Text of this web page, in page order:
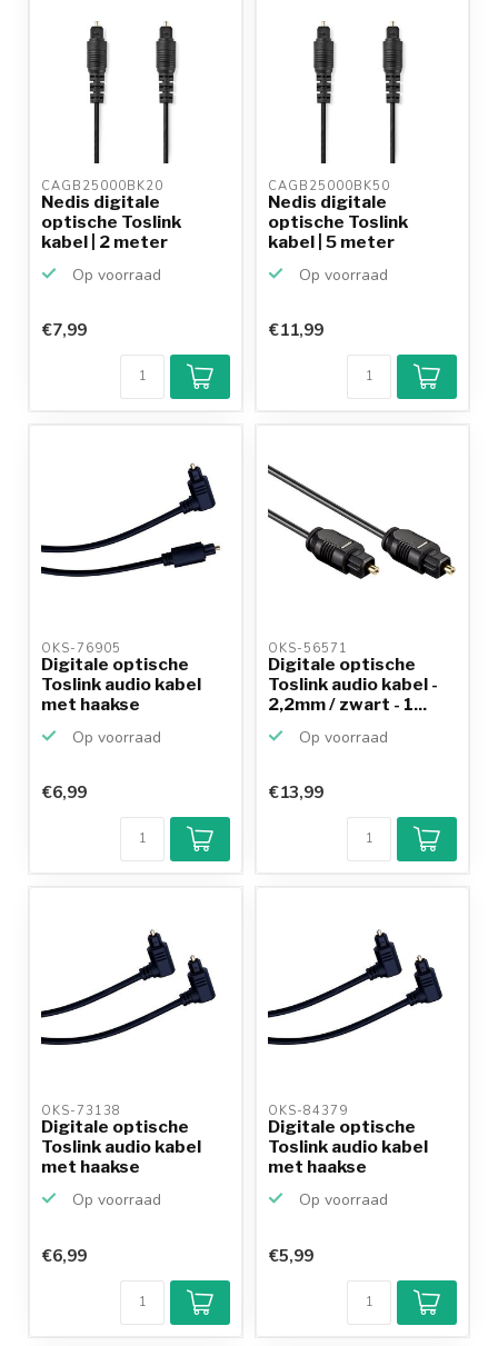
CAGB25000BK20
Nedis digitale
optische Toslink
kabel | 2 meter
Op voorraad
€7,99
CAGB25000BK50
Nedis digitale
optische Toslink
kabel | 5 meter
Op voorraad
€11,99
OKS-76905
Digitale optische
Toslink audio kabel
met haakse
Op voorraad
€6,99
OKS-56571
Digitale optische
Toslink audio kabel -
2,2mm / zwart - 1...
Op voorraad
Klantenbeoordeling
9,2/10
Achteraf
betalen mogelijk
€13,99
OKS-73138
Digitale optische
Toslink audio kabel
met haakse
Op voorraad
€6,99
OKS-84379
Digitale optische
Toslink audio kabel
met haakse
Op voorraad
€5,99